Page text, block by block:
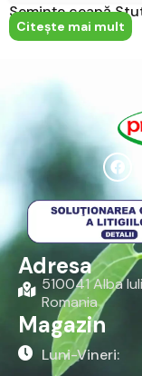
Semințe ceapă
Citeşte mai mult
Adresa
510041 Alba
Romania
Magazin
Luni-Vineri: